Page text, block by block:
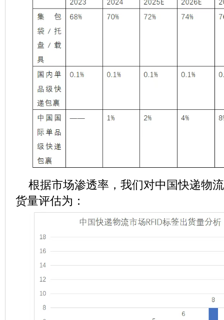
根据市场渗透率，我们对中国快递物
货量评估为：